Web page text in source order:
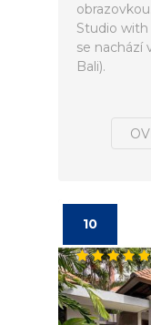
Studio
se nachází
Bali).
10